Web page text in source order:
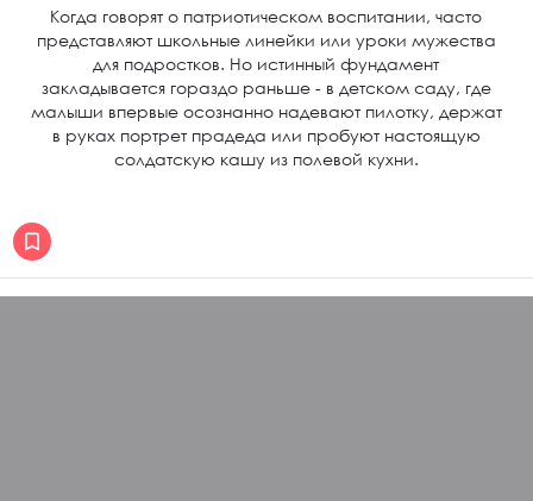
Когда говорят о патриотическом воспитании, часто
представляют школьные линейки или уроки мужества
для подростков. Но истинный фундамент
закладывается гораздо раньше - в детском саду, где
малыши впервые осознанно надевают пилотку, держат
в руках портрет прадеда или пробуют настоящую
солдатскую кашу из полевой кухни.